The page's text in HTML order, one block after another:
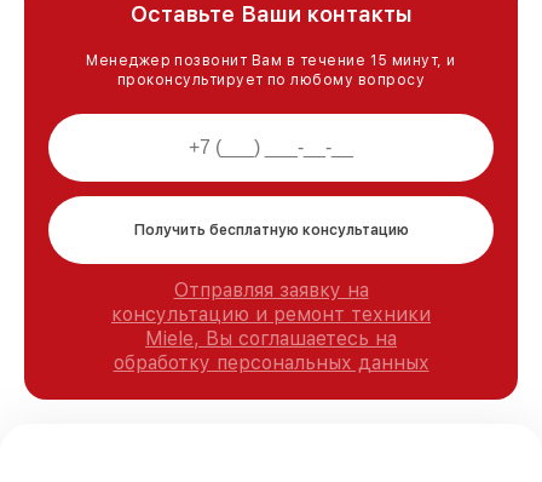
Оставьте Ваши контакты
Менеджер позвонит Вам в течение 15 минут, и
проконсультирует по любому вопросу
Получить бесплатную консультацию
Отправляя заявку на
консультацию и ремонт техники
Miele, Вы соглашаетесь на
обработку персональных данных